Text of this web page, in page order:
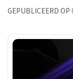
GEPUBLICEERD OP